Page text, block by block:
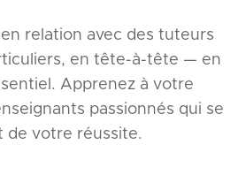
relation avec des tuteurs
en tête-à-tête — en
Apprenez à votre
passionnés qui se
de votre réussite.